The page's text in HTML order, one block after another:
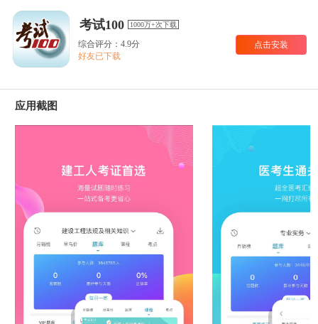
考试100 1000万+次下载
综合评分：4.9分
好友已下载
点击安装
应用截图